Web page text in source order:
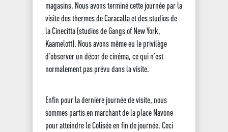
magasins. Nous avons terminé cette journée par la
visite des thermes de Caracalla et des studios de
la Cinecitta (studios de Gangs of New York,
Kaamelott). Nous avons même eu le privilège
d’observer un décor de cinéma, ce qui n’est
normalement pas prévu dans la visite.
Enfin pour la dernière journée de visite, nous
sommes partis en marchant de la place Navone
pour atteindre le Colisée en fin de journée. Ceci